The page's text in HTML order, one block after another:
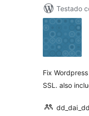
Testado
Fix
SSL. also
dd_dai_dd